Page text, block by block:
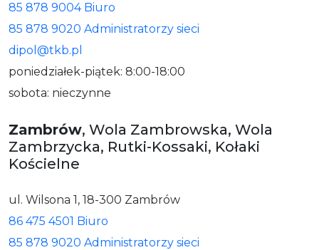
85 878 9004 Biuro
85 878 9020 Administratorzy sieci
dipol@tkb.pl
poniedziałek-piątek: 8:00-18:00
sobota: nieczynne
Zambrów, Wola Zambrowska, Wola
Zambrzycka, Rutki-Kossaki, Kołaki
Kościelne
ul. Wilsona 1, 18-300 Zambrów
86 475 4501 Biuro
85 878 9020 Administratorzy sieci